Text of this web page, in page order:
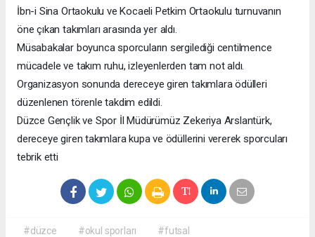
İbn-i Sina Ortaokulu ve Kocaeli Petkim Ortaokulu turnuvanın
öne çıkan takımları arasında yer aldı.
Müsabakalar boyunca sporcuların sergilediği centilmence
mücadele ve takım ruhu, izleyenlerden tam not aldı.
Organizasyon sonunda dereceye giren takımlara ödülleri
düzenlenen törenle takdim edildi.
Düzce Gençlik ve Spor İl Müdürümüz Zekeriya Arslantürk,
dereceye giren takımlara kupa ve ödüllerini vererek sporcuları
tebrik etti
#düzce #okul sporları #futsal